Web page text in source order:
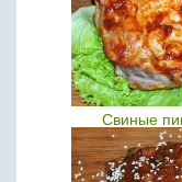
Свиные